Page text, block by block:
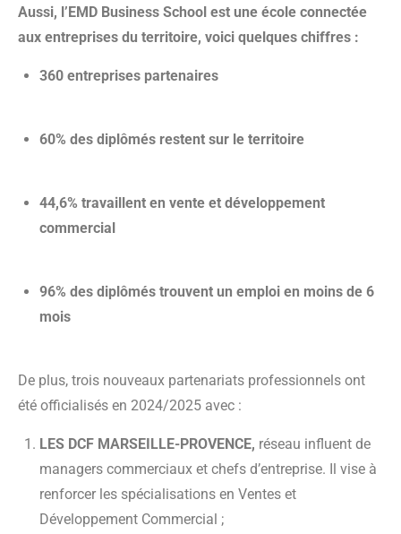
Aussi, l’EMD Business School est une école connectée
aux entreprises du territoire, voici quelques chiffres :
360 entreprises partenaires
60% des diplômés restent sur le territoire
44,6% travaillent en vente et développement
commercial
96% des diplômés trouvent un emploi en moins de 6
mois
De plus, trois nouveaux partenariats professionnels ont
été officialisés en 2024/2025 avec :
LES DCF MARSEILLE-PROVENCE, réseau influent de
managers commerciaux et chefs d’entreprise. Il vise à
renforcer les spécialisations en Ventes et
Développement Commercial ;